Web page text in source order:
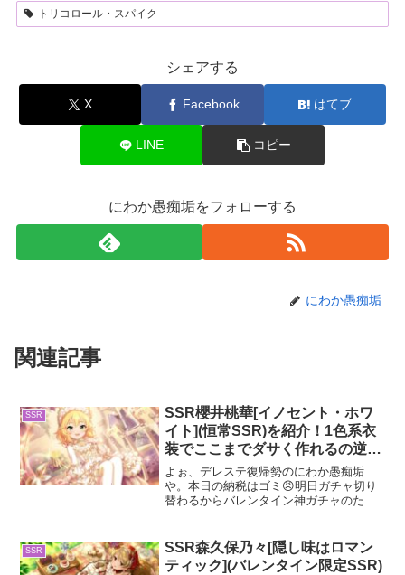
トリコロール・スパイク
シェアする
X Facebook はてブ
LINE コピー
にわか愚痴垢をフォローする
にわか愚痴垢
関連記事
SSR
SSR櫻井桃華[イノセント・ホワ
イト](恒常SSR)を紹介！1色系衣
装でここまでダサく作れるの逆に
尊敬するわ
よぉ、デレステ復帰勢のにわか愚痴垢
や。本日の納税はゴミ😠明日ガチャ切り
替わるからバレンタイン神ガチャのため
恒常SSR櫻井桃華について恒常SSR櫻井
桃華は、2019年2...
SSR
SSR森久保乃々[隠し味はロマン
ティック](バレンタイン限定SSR)